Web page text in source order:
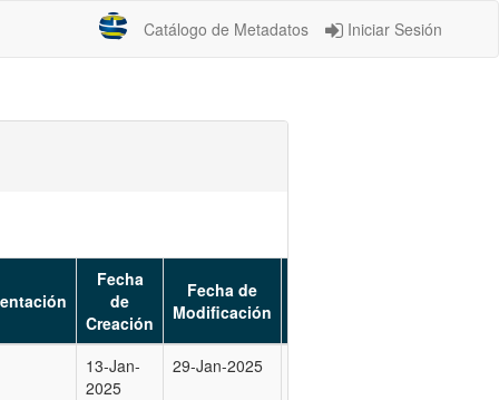
Catálogo de Metadatos Iniciar Sesión
Fecha
de
Creación
Fecha de
Modificación
13-Jan-
2025
29-Jan-2025